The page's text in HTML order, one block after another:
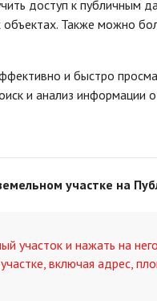
доступ к публичным
Также можно
и быстро
и анализ информации
участке на
участок и нажать на
включая адрес,